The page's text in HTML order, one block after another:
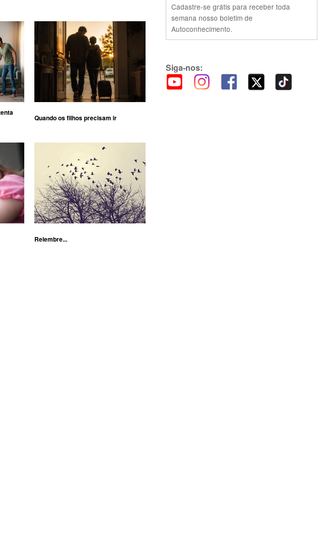
Quando os filhos precisam ir
Relembre...
Cadastre-se grátis para receber toda
semana nosso boletim de
Autoconhecimento.
Siga-nos: